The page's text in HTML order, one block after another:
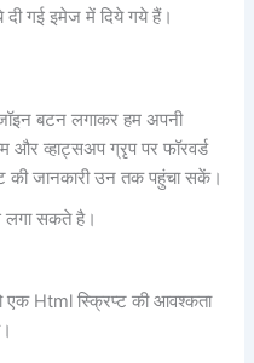
गई इमेज में दिये गये हैं।
बटन लगाकर हम अपनी
और व्हाट्सअप ग्रृप पर फॉरवर्ड
की जानकारी उन तक पहुंचा सकें।
लगा सकते है।
Html स्क्रिप्ट की आवश्कता